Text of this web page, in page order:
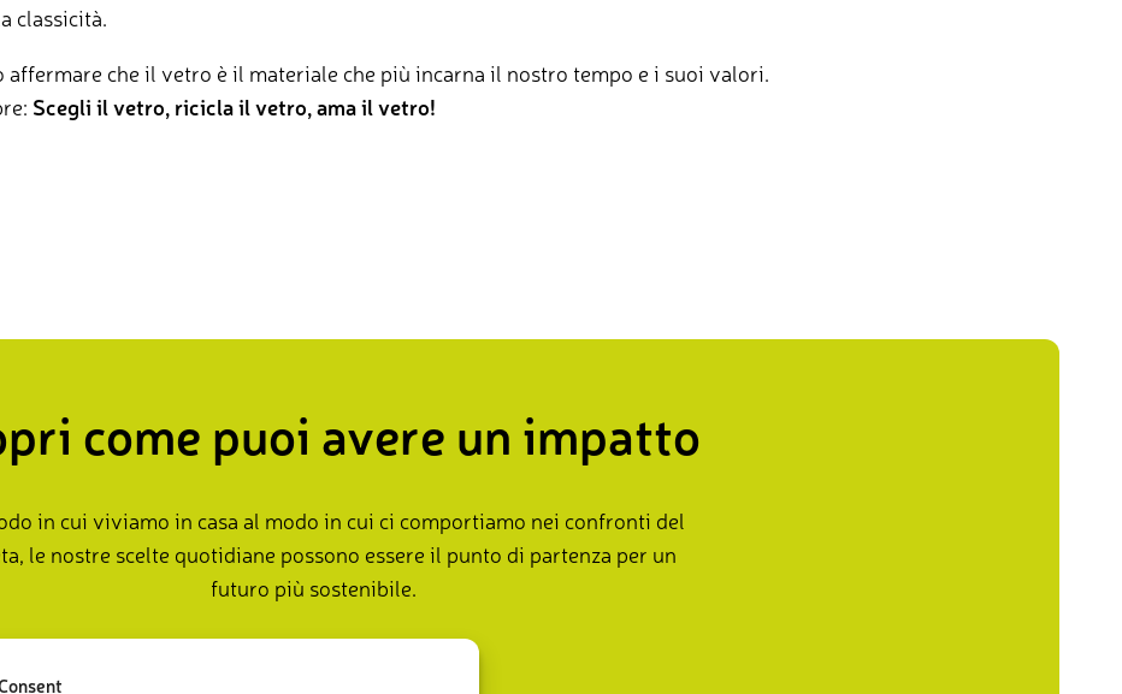
classicità.
affermare che il vetro è il materiale che più incarna il nostro tempo e i suoi valori.
Scegli il vetro, ricicla il vetro, ama il vetro!
come puoi avere un impatto
in cui viviamo in casa al modo in cui ci comportiamo nei confronti del
le nostre scelte quotidiane possono essere il punto di partenza per un
futuro più sostenibile.